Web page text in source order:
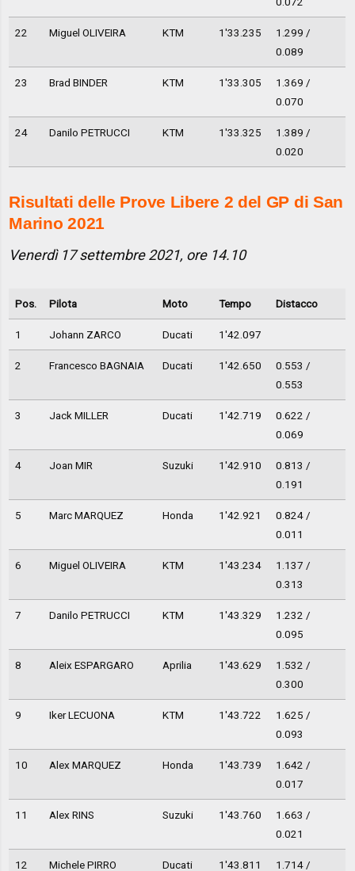
22 Miguel OLIVEIRA KTM 1'33.235
1.299 /
0.089
23 Brad BINDER KTM 1'33.305
1.369 /
0.070
24 Danilo PETRUCCI KTM 1'33.325
1.389 /
0.020
Risultati delle Prove Libere 2 del GP di San
Marino 2021
Venerdì 17 settembre 2021, ore 14.10
Pos. Pilota Moto Tempo Distacco
1 Johann ZARCO Ducati 1'42.097
2 Francesco BAGNAIA Ducati 1'42.650
0.553 /
0.553
3 Jack MILLER Ducati 1'42.719
0.622 /
0.069
4 Joan MIR Suzuki 1'42.910
0.813 /
0.191
5 Marc MARQUEZ Honda 1'42.921
0.824 /
0.011
6 Miguel OLIVEIRA KTM 1'43.234
1.137 /
0.313
7 Danilo PETRUCCI KTM 1'43.329
1.232 /
0.095
8 Aleix ESPARGARO Aprilia 1'43.629
1.532 /
0.300
9 Iker LECUONA KTM 1'43.722
1.625 /
0.093
10 Alex MARQUEZ Honda 1'43.739
1.642 /
0.017
11 Alex RINS Suzuki 1'43.760
1.663 /
0.021
12 Michele PIRRO Ducati 1'43.811 1.714 /